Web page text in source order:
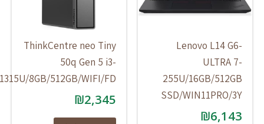
Lenovo L14
255U/16GB/
SSD/
₪
ThinkCentre neo Tiny
50q Gen 5 i3-
1315U/8GB/512GB/WIFI/FD
₪